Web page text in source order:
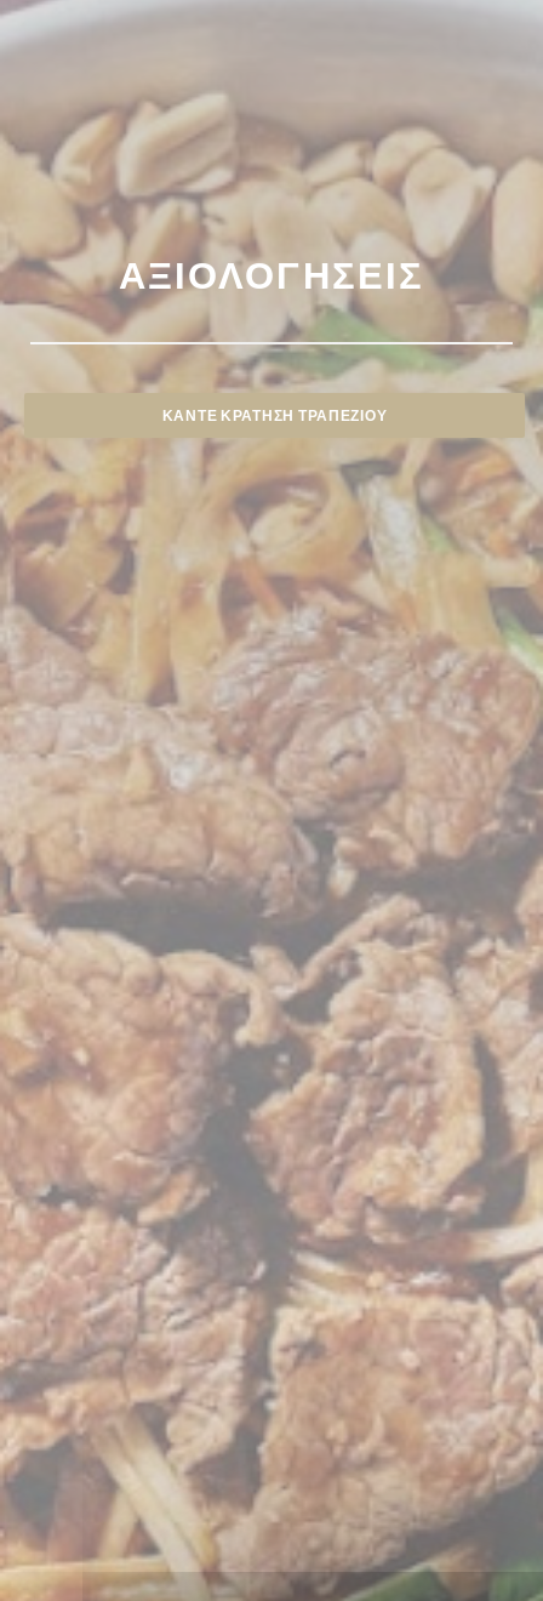
ΑΞΙΟΛΟΓΉΣΕΙΣ
ΚΆΝΤΕ ΚΡΆΤΗΣΗ ΤΡΑΠΕΖΙΟΎ